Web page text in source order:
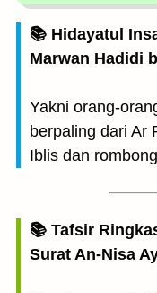
📚 Hidayatul
Marwan Hadidi
Yakni orang-
berpaling dari Ar
Iblis dan
📚 Tafsir
Surat An-Nisa